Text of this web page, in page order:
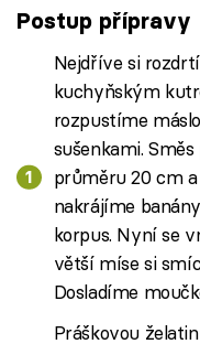
Postup přípravy
Nejdříve si
kuchyňským
rozpustíme
sušenkami.
průměru 20 cm a
nakrájíme
korpus. Nyní se
větší míse si
Dosladíme
Práškovou